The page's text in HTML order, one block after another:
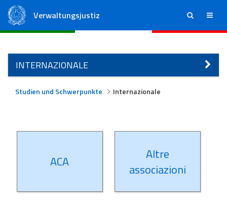
Verwaltungsjustiz ricerca menu
INTERNAZIONALE
Studien und Schwerpunkte Internazionale
ACA
Altre
associazioni